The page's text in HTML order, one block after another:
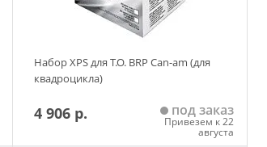
Набор XPS для Т.О. BRP Can-am (для
квадроцикла)
4 906 р. под заказ
Привезем к 22
августа